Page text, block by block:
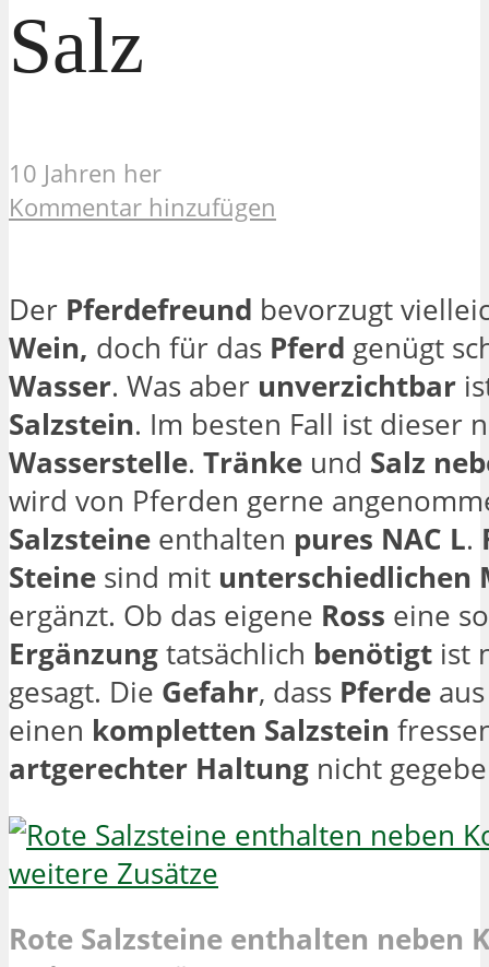
Salz
10 Jahren her
Kommentar hinzufügen
Der Pferdefreund bevorzugt
Wein, doch für das Pferd genügt
Wasser. Was aber unverzichtbar
Salzstein. Im besten Fall ist dieser
Wasserstelle. Tränke und Salz
wird von Pferden gerne
Salzsteine enthalten pures NAC L.
Steine sind mit unterschiedlichen
ergänzt. Ob das eigene Ross eine
Ergänzung tatsächlich benötigt ist
gesagt. Die Gefahr, dass Pferde
einen kompletten Salzstein
artgerechter Haltung nicht
Rote Salzsteine enthalten neben